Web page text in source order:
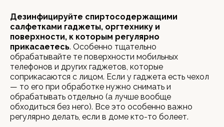
Дезинфицируйте спиртосодержащими
салфетками гаджеты, оргтехнику и
поверхности, к которым регулярно
прикасаетесь. Особенно тщательно
обрабатывайте те поверхности мобильных
телефонов и других гаджетов, которые
соприкасаются с лицом. Если у гаджета есть чехол
— то его при обработке нужно снимать и
обрабатывать отдельно (а лучше вообще
обходиться без него). Все это особенно важно
регулярно делать, если в доме кто-то болеет.